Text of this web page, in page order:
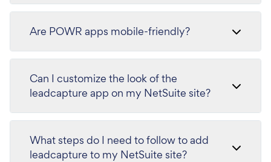
Are POWR apps mobile-friendly?
Can I customize the look of the
leadcapture app on my NetSuite site?
What steps do I need to follow to add
leadcapture to my NetSuite site?